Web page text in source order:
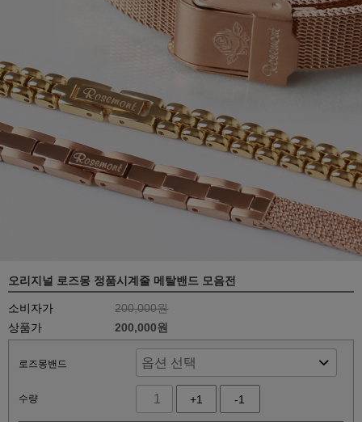
오리지널 로즈몽 정품시계줄 메탈밴드 모음전
소비자가
200,000원
상품가
200,000원
로즈몽밴드
수량 +1 -1